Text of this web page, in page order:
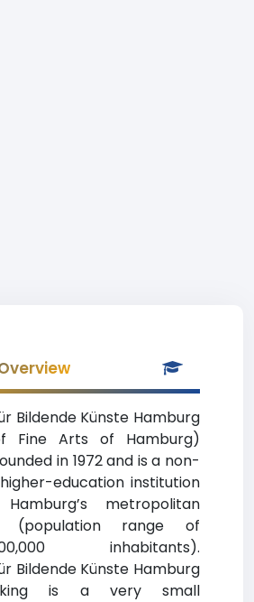
Bildende Künste Hamburg
Fine Arts of Hamburg)
in 1972 and is a non-
education institution
metropolitan
(population range of
inhabitants).
Bildende Künste Hamburg
is a very small